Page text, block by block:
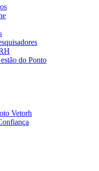
do Ponto
Vetorh